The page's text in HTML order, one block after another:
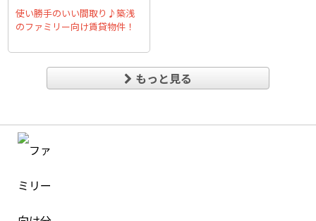
使い勝手のいい間取り♪築浅
のファミリー向け賃貸物件！
もっと見る